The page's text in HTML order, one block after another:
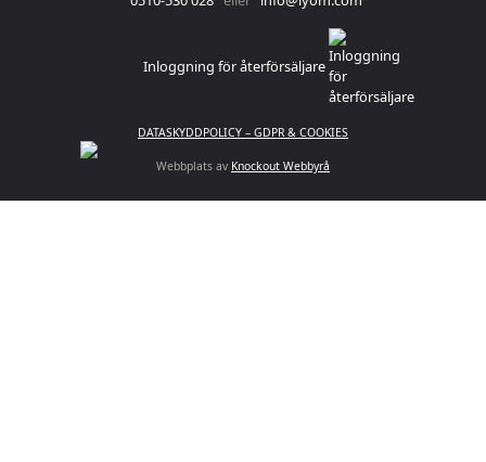
Inloggning för återförsäljare
DATASKYDDPOLICY – GDPR & COOKIES
Webbplats av Knockout Webbyrå